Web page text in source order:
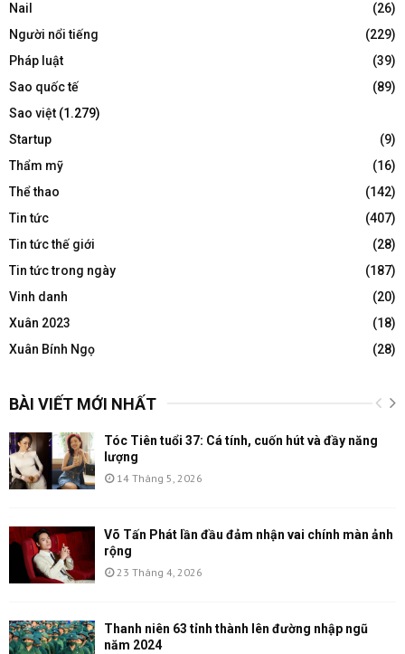
Nail
(26)
Người nổi tiếng
(229)
Pháp luật
(39)
Sao quốc tế
(89)
Sao việt (1.279)
Startup
(9)
Thẩm mỹ
(16)
Thể thao
(142)
Tin tức
(407)
Tin tức thế giới
(28)
Tin tức trong ngày
(187)
Vinh danh
(20)
Xuân 2023
(18)
Xuân Bính Ngọ
(28)
BÀI VIẾT MỚI NHẤT
Tóc Tiên tuổi 37: Cá tính, cuốn hút và đầy năng
lượng
14 Tháng 5, 2026
Võ Tấn Phát lần đầu đảm nhận vai chính màn ảnh
rộng
23 Tháng 4, 2026
Thanh niên 63 tỉnh thành lên đường nhập ngũ
năm 2024